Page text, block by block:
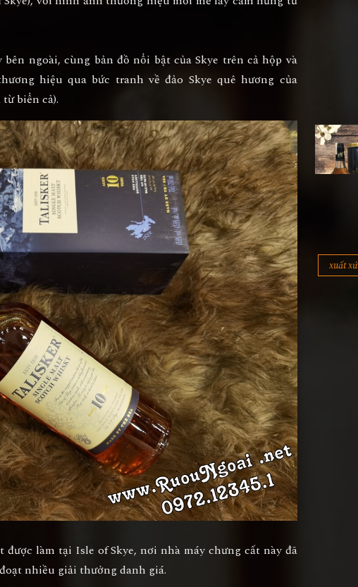
ngoài, cùng bản đồ nổi bật của Skye trên cả hộp và
hiệu qua bức tranh về đảo Skye quê hương của
biển cả).
được làm tại Isle of Skye, nơi nhà máy chưng cất này đã
nhiều giải thưởng danh giá.
xuất xứ